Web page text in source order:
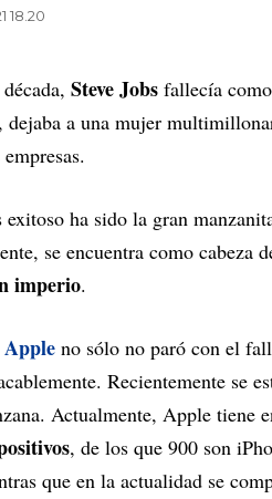
18.20
Steve Jobs fallecía
dejaba a una mujer
exitoso ha sido la gran
se encuentra como cabeza
imperio.
Apple no sólo no paró con el
Recientemente se
Actualmente, Apple tiene
, de los que 900 son
que en la actualidad se